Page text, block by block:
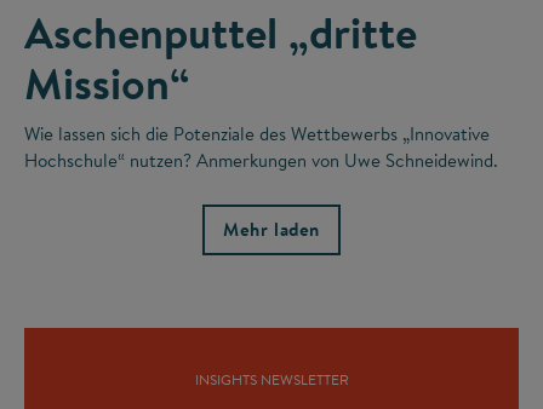
Aschenputtel „dritte
Mission“
Wie lassen sich die Potenziale des Wettbewerbs „Innovative
Hochschule“ nutzen? Anmerkungen von Uwe Schneidewind.
Mehr laden
INSIGHTS NEWSLETTER